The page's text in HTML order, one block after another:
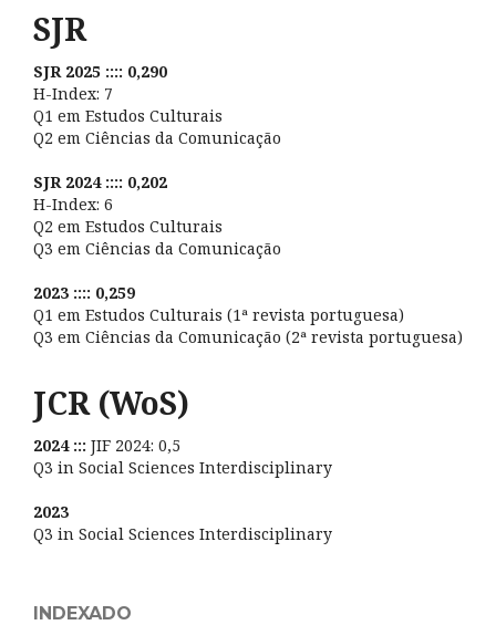
SJR
SJR 2025 :::: 0,290
H-Index: 7
Q1 em Estudos Culturais
Q2 em Ciências da Comunicação
SJR 2024 :::: 0,202
H-Index: 6
Q2 em Estudos Culturais
Q3 em Ciências da Comunicação
2023 :::: 0,259
Q1 em Estudos Culturais (1ª revista portuguesa)
Q3 em Ciências da Comunicação (2ª revista portuguesa)
JCR (WoS)
2024 ::: JIF 2024: 0,5
Q3 in Social Sciences Interdisciplinary
2023
Q3 in Social Sciences Interdisciplinary
INDEXADO